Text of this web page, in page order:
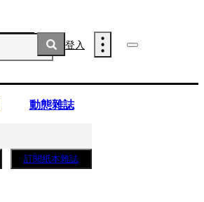
登入
動態雜誌
訂閱紙本雜誌